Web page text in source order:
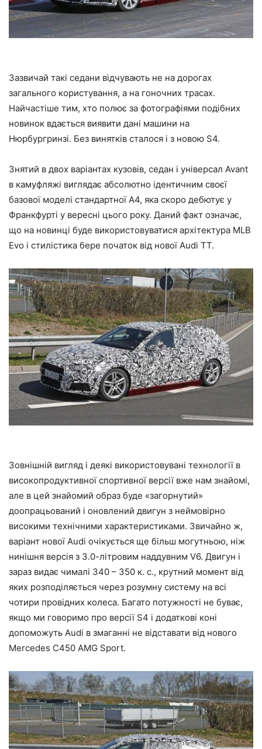
Зазвичай такі седани відчувають не на дорогах
загального користування, а на гоночних трасах.
Найчастіше тим, хто полює за фотографіями подібних
новинок вдається виявити дані машини на
Нюрбургринзі. Без винятків сталося і з новою S4.
Знятий в двох варіантах кузовів, седан і універсал Avant
в камуфляжі виглядає абсолютно ідентичним своєї
базової моделі стандартної A4, яка скоро дебютує у
Франкфурті у вересні цього року. Даний факт означає,
що на новинці буде використовуватися архітектура MLB
Evo і стилістика бере початок від нової Audi TT.
Зовнішній вигляд і деякі використовувані технології в
високопродуктивної спортивної версії вже нам знайомі,
але в цей знайомий образ буде «загорнутий»
доопрацьований і оновлений двигун з неймовірно
високими технічними характеристиками. Звичайно ж,
варіант нової Audi очікується ще більш могутньою, ніж
нинішня версія з 3.0-літровим наддувним V6. Двигун і
зараз видає чималі 340 – 350 к. с., крутний момент від
яких розподіляється через розумну систему на всі
чотири провідних колеса. Багато потужності не буває,
якщо ми говоримо про версії S4 і додаткові коні
допоможуть Audi в змаганні не відставати від нового
Mercedes C450 AMG Sport.